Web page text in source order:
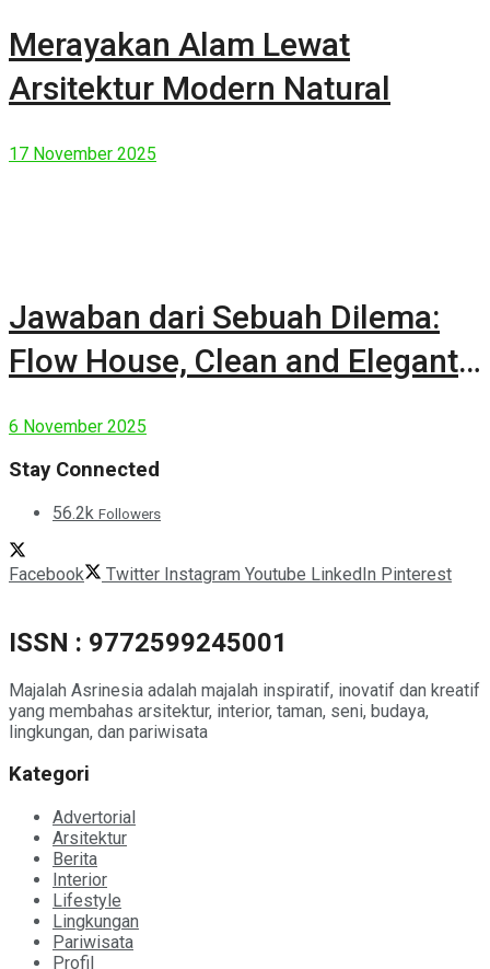
Merayakan Alam Lewat
Arsitektur Modern Natural
17 November 2025
Jawaban dari Sebuah Dilema:
Flow House, Clean and Elegant
6 November 2025
Stay Connected
56.2k Followers
Facebook Twitter Instagram Youtube LinkedIn Pinterest
ISSN : 9772599245001
Majalah Asrinesia adalah majalah inspiratif, inovatif dan kreatif
yang membahas arsitektur, interior, taman, seni, budaya,
lingkungan, dan pariwisata
Kategori
Advertorial
Arsitektur
Berita
Interior
Lifestyle
Lingkungan
Pariwisata
Profil